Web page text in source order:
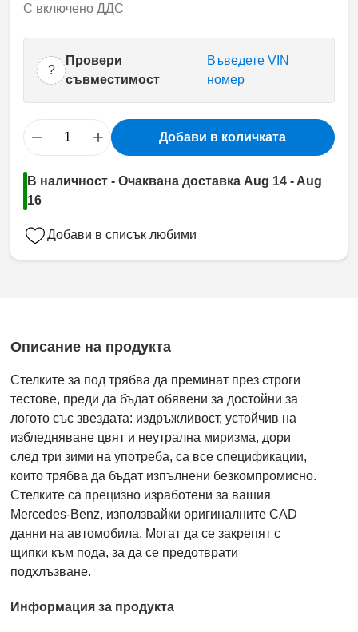
С включено ДДС
?
Провери
съвместимост
Въведете VIN
номер
− + Добави в количката
В наличност - Очаквана доставка Aug 14 - Aug
16
Добави в списък любими
Описание на продукта
Стелките за под трябва да преминат през строги
тестове, преди да бъдат обявени за достойни за
логото със звездата: издръжливост, устойчив на
избледняване цвят и неутрална миризма, дори
след три зими на употреба, са все спецификации,
които трябва да бъдат изпълнени безкомпромисно.
Стелките са прецизно изработени за вашия
Mercedes-Benz, използвайки оригиналните CAD
данни на автомобила. Могат да се закрепят с
щипки към пода, за да се предотврати
подхлъзване.
Информация за продукта